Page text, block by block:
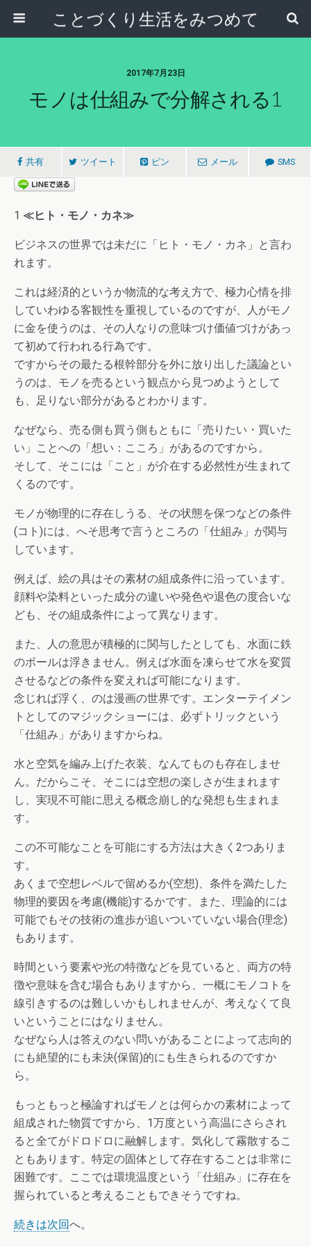
ことづくり生活をみつめて
2017年7月23日
モノは仕組みで分解される1
共有 ツイート ピン メール SMS
1 ≪ヒト・モノ・カネ≫
ビジネスの世界では未だに「ヒト・モノ・カネ」と言わ
れます。
これは経済的というか物流的な考え方で、極力心情を排
していわゆる客観性を重視しているのですが、人がモノ
に金を使うのは、その人なりの意味づけ価値づけがあっ
て初めて行われる行為です。
ですからその最たる根幹部分を外に放り出した議論とい
うのは、モノを売るという観点から見つめようとして
も、足りない部分があるとわかります。
なぜなら、売る側も買う側もともに「売りたい・買いた
い」ことへの「想い：こころ」があるのですから。
そして、そこには「こと」が介在する必然性が生まれて
くるのです。
モノが物理的に存在しうる、その状態を保つなどの条件
(コト)には、へそ思考で言うところの「仕組み」が関与
しています。
例えば、絵の具はその素材の組成条件に沿っています。
顔料や染料といった成分の違いや発色や退色の度合いな
ども、その組成条件によって異なります。
また、人の意思が積極的に関与したとしても、水面に鉄
のボールは浮きません。例えば水面を凍らせて水を変質
させるなどの条件を変えれば可能になります。
念じれば浮く、のは漫画の世界です。エンターテイメン
トとしてのマジックショーには、必ずトリックという
「仕組み」がありますからね。
水と空気を編み上げた衣装、なんてものも存在しませ
ん。だからこそ、そこには空想の楽しさが生まれます
し、実現不可能に思える概念崩し的な発想も生まれま
す。
この不可能なことを可能にする方法は大きく2つありま
す。
あくまで空想レベルで留めるか(空想)、条件を満たした
物理的要因を考慮(機能)するかです。また、理論的には
可能でもその技術の進歩が追いついていない場合(理念)
もあります。
時間という要素や光の特徴などを見ていると、両方の特
徴や意味を含む場合もありますから、一概にモノコトを
線引きするのは難しいかもしれませんが、考えなくて良
いということにはなりません。
なぜなら人は答えのない問いがあることによって志向的
にも絶望的にも未決(保留)的にも生きられるのですか
ら。
もっともっと極論すればモノとは何らかの素材によって
組成された物質ですから、1万度という高温にさらされ
ると全てがドロドロに融解します。気化して霧散するこ
ともあります。特定の固体として存在することは非常に
困難です。ここでは環境温度という「仕組み」に存在を
握られていると考えることもできそうですね。
続きは次回へ。